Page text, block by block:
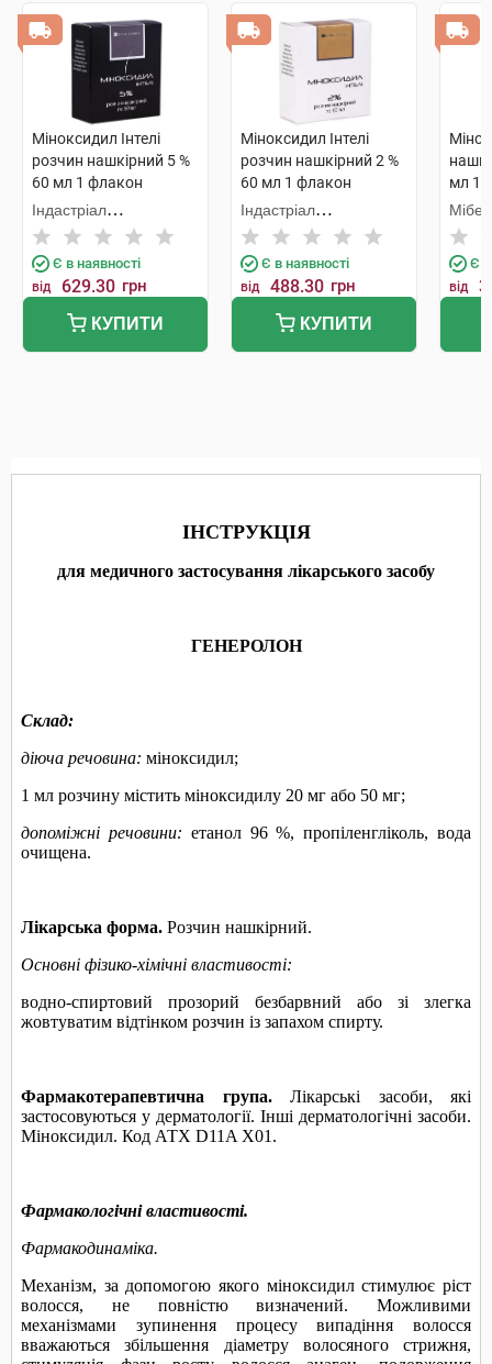
Міноксидил Інтелі
розчин нашкірний 5 %
60 мл 1 флакон
Індастріал
Фармасеутікал
Кантабріа
Є в наявності
від 629.30 грн
КУПИТИ
Міноксидил Інтелі
розчин нашкірний 2 %
60 мл 1 флакон
Індастріал
Фармасеутікал
Кантабріа
Є в наявності
від 488.30 грн
КУПИТИ
мл 1
Мібе
Є в
від